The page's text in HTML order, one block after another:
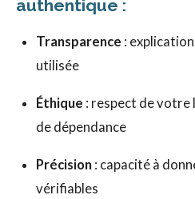
authentique :
Transparence :
utilisée
Éthique : respect de votre
de dépendance
Précision : capacité à
vérifiables